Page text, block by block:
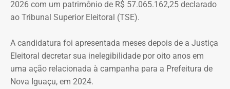
mesmo é um teto, um lar para morar. Queremos fazer
valer um direito constitucional que nunca foi cumprido”
A Central de Movimentos Populares do Rio de Janeiro
(CMPRJ) emitiu nota de apoio e solidariedade e lembrou
que as famílias lutam há anos pelo direito à moradia com
organização e resistência.
2026 com um patrimônio de R$ 57.065.162,25 declarado
ao Tribunal Superior Eleitoral (TSE).
A candidatura foi apresentada meses depois de a Justiça
Eleitoral decretar sua inelegibilidade por oito anos em
uma ação relacionada à campanha para a Prefeitura de
Nova Iguaçu, em 2024.